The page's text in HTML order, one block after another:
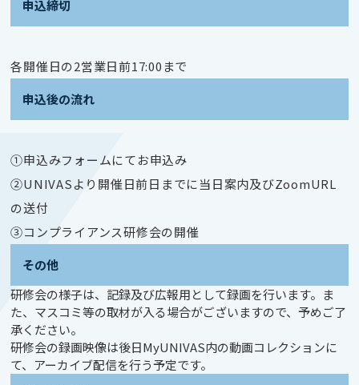
申込締切
各開催日の2営業日前17:00まで
申込後の流れ
①申込みフォームにてお申込み
②UNIVASより開催日前日までに当日案内及びZoomURL
の送付
③コンプライアンス研修会の開催
その他
研修会の様子は、記録及び広報用として録画を行います。ま
た、マスコミ等の取材が入る場合がございますので、予めご了
承ください。
研修会の録画映像は後日MyUNIVAS内の動画コレクションに
て、アーカイブ配信を行う予定です。